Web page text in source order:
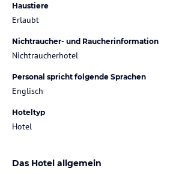
Haustiere
Erlaubt
Nichtraucher- und Raucherinformation
Nichtraucherhotel
Personal spricht folgende Sprachen
Englisch
Hoteltyp
Hotel
Das Hotel allgemein